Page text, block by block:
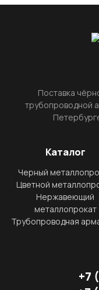
Поставка
трубопроводной
Каталог
Черный
Цветной
Нержавеющий
металлопрокат
Трубопроводная
+7